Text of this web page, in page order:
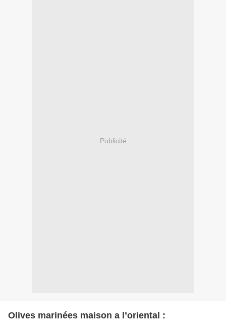
Publicité
Olives marinées maison a l’oriental :